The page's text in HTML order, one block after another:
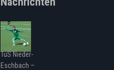
TuS Nieder-
Eschbach –